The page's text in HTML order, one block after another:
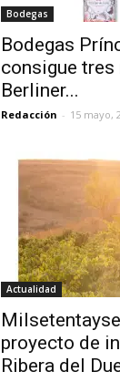
Bodegas
Bodegas
consigue
Berliner...
Redacción - 15 mayo,
Actualidad
proyecto de
Ribera del